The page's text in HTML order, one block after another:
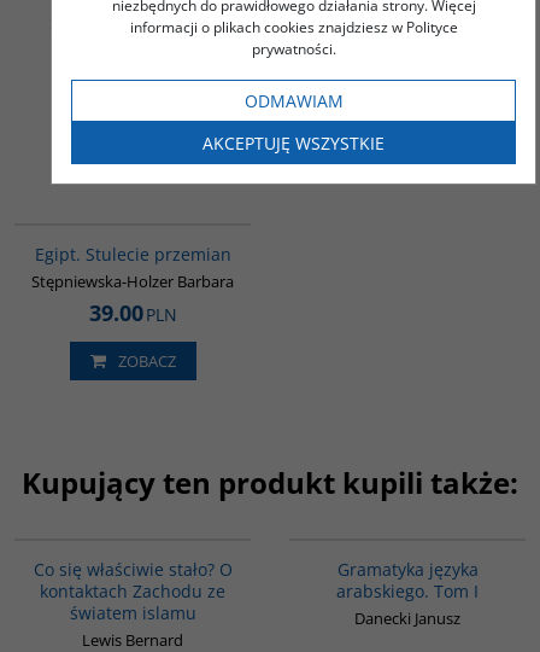
Sztuka i Architektura
Leksykon organizacji i
ruchów islamistycznych
Egipt. Stulecie przemian
Stępniewska-Holzer Barbara
39.00PLN
ZOBACZ
Kupujący ten produkt kupili także:
Co się właściwie stało? O
kontaktach Zachodu ze
światem islamu
Lewis Bernard
Gramatyka języka
arabskiego. Tom I
Danecki Janusz
niezbędnych do prawidłowego działania strony. Więcej
informacji o plikach cookies znajdziesz w Polityce
prywatności.
ODMAWIAM
AKCEPTUJĘ WSZYSTKIE